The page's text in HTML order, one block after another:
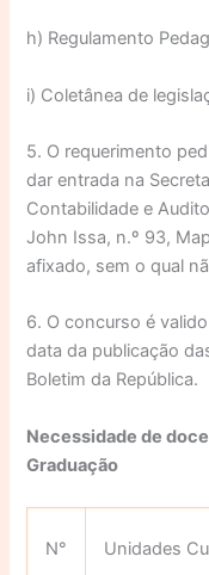
h) Regulamento
i) Coletânea de
5. O requerimento
dar entrada na
Contabilidade e
John Issa, n.º 93,
afixado, sem o qual
6. O concurso é
data da publicação
Boletim da República.
Necessidade de
Graduação
N° Unidades